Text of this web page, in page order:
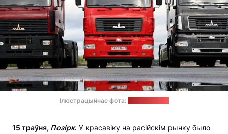
Ілюстрацыйнае фота:
15 траўня, Позірк. У красавіку на расійскім рынку было